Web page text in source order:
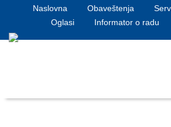
Naslovna Obaveštenja
Oglasi
Informator o radu